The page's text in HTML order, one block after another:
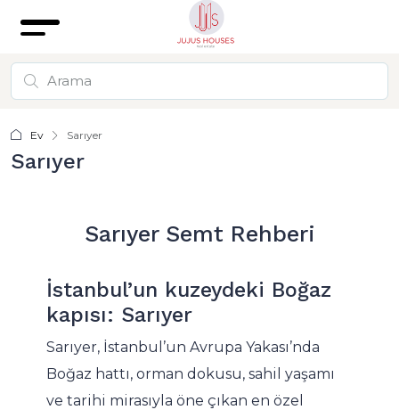
Ev Sarıyer
Sarıyer
Sarıyer Semt Rehberi
İstanbul’un kuzeydeki Boğaz
kapısı: Sarıyer
Sarıyer, İstanbul’un Avrupa Yakası’nda
Boğaz hattı, orman dokusu, sahil yaşamı
ve tarihi mirasıyla öne çıkan en özel